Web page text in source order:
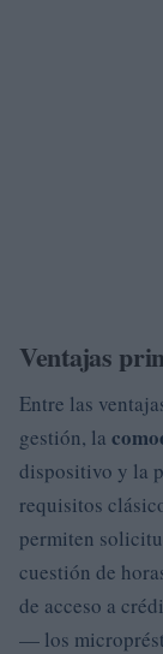
Ventajas
Entre las
gestión, la
dispositivo y la
requisitos
permiten
cuestión de
de acceso a
— los